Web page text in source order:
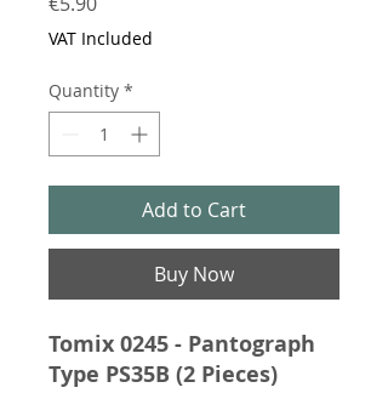
VAT Included
Quantity *
Add to Cart
Buy Now
Tomix 0245 - Pantograph
Type PS35B (2 Pieces)